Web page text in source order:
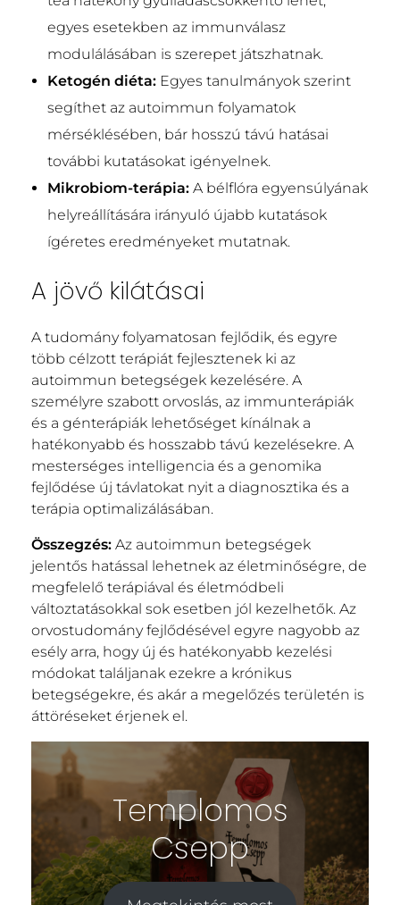
egyes esetekben az immunválasz
modulálásában is szerepet játszhatnak.
Ketogén diéta:Egyes tanulmányok szerint
segíthet az autoimmun folyamatok
mérséklésében, bár hosszú távú hatásai
további kutatásokat igényelnek.
Mikrobiom-terápia:A bélflóra egyensúlyának
helyreállítására irányuló újabb kutatások
ígéretes eredményeket mutatnak.
A jövő kilátásai
A tudomány folyamatosan fejlődik, és egyre
több célzott terápiát fejlesztenek ki az
autoimmun betegségek kezelésére. A
személyre szabott orvoslás, az immunterápiák
és a génterápiák lehetőséget kínálnak a
hatékonyabb és hosszabb távú kezelésekre. A
mesterséges intelligencia és a genomika
fejlődése új távlatokat nyit a diagnosztika és a
terápia optimalizálásában.
Összegzés: Az autoimmun betegségek
jelentős hatással lehetnek az életminőségre, de
megfelelő terápiával és életmódbeli
változtatásokkal sok esetben jól kezelhetők. Az
orvostudomány fejlődésével egyre nagyobb az
esély arra, hogy új és hatékonyabb kezelési
módokat találjanak ezekre a krónikus
betegségekre, és akár a megelőzés területén is
áttöréseket érjenek el.
Templomos
Csepp